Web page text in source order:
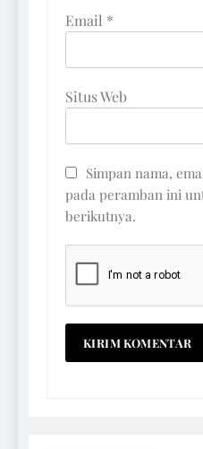
Email *
Situs Web
Simpan nama,
pada peramban ini
berikutnya.